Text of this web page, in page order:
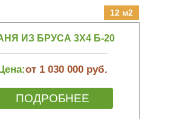
12 м2
ИЗ БРУСА 3Х4 Б-20
от 1 030 000 руб.
ПОДРОБНЕЕ